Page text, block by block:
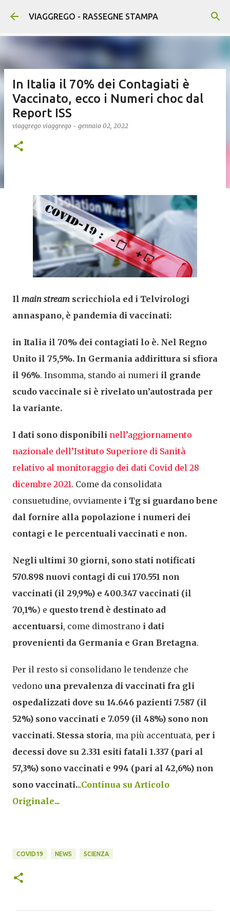
Passa ai contenuti principali
VIAGGREGO - RASSEGNE STAMPA
In Italia il 70% dei Contagiati è
Vaccinato, ecco i Numeri choc dal
Report ISS
viaggrego viaggrego - gennaio 02, 2022
Il main stream scricchiola ed i Telvirologi
annaspano, è pandemia di vaccinati:
in Italia il 70% dei contagiati lo è. Nel Regno
Unito il 75,5%. In Germania addirittura si sfiora
il 96%. Insomma, stando ai numeri il grande
scudo vaccinale si è rivelato un’autostrada per
la variante.
I dati sono disponibili nell’aggiornamento
nazionale dell’Istituto Superiore di Sanità
relativo al monitoraggio dei dati Covid del 28
dicembre 2021. Come da consolidata
consuetudine, ovviamente i Tg si guardano bene
dal fornire alla popolazione i numeri dei
contagi e le percentuali vaccinati e non.
Negli ultimi 30 giorni, sono stati notificati
570.898 nuovi contagi di cui 170.551 non
vaccinati (il 29,9%) e 400.347 vaccinati (il
70,1%) e questo trend è destinato ad
accentuarsi, come dimostrano i dati
provenienti da Germania e Gran Bretagna.
Per il resto si consolidano le tendenze che
vedono una prevalenza di vaccinati fra gli
ospedalizzati dove su 14.646 pazienti 7.587 (il
52%) sono vaccinati e 7.059 (il 48%) sono non
vaccinati. Stessa storia, ma più accentuata, per i
decessi dove su 2.331 esiti fatali 1.337 (pari al
57,3%) sono vaccinati e 994 (pari al 42,6%) non
sono vaccinati...Continua su Articolo
Originale...
COVID19 NEWS SCIENZA